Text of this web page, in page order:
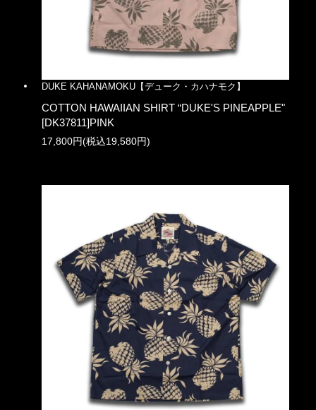
DUKE KAHANAMOKU【デューク・カハナモク】
COTTON HAWAIIAN SHIRT “DUKE'S PINEAPPLE"
[DK37811]PINK
17,800円(税込19,580円)